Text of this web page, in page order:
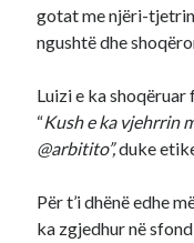
gotat me njëri-
ngushtë dhe
Luizi e ka
“Kush e ka vjehrrin
@arbitito”,duke
Për t’i dhënë edhe
ka zgjedhur në